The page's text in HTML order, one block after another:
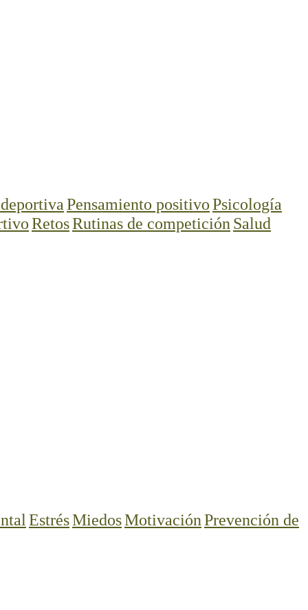
Pensamiento positivoPsicología
RetosRutinas de competición Salud
EstrésMiedosMotivaciónPrevención de